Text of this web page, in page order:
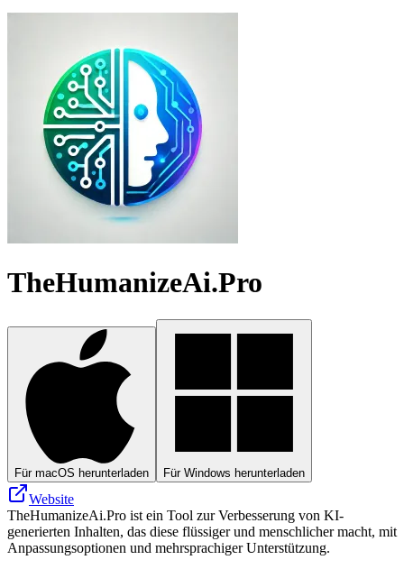
TheHumanizeAi.Pro
Für macOS herunterladen Für Windows herunterladen
Website
TheHumanizeAi.Pro ist ein Tool zur Verbesserung von KI-
generierten Inhalten, das diese flüssiger und menschlicher macht, mit
Anpassungsoptionen und mehrsprachiger Unterstützung.